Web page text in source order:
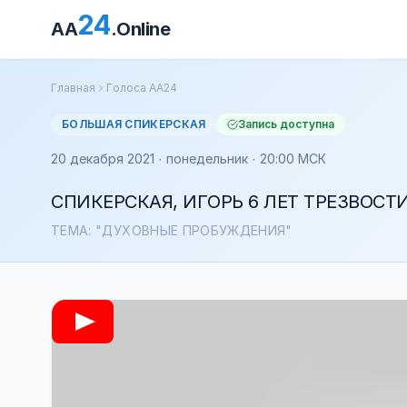
AA24.Online
Главная Голоса АА24
БОЛЬШАЯ СПИКЕРСКАЯ Запись доступна
20 декабря 2021 · понедельник · 20:00 МСК
СПИКЕРСКАЯ, ИГОРЬ 6 ЛЕТ
ТЕМА: "ДУХОВНЫЕ ПРОБУЖДЕНИЯ"